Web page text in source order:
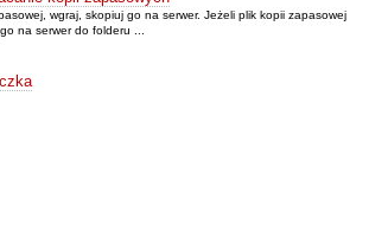
wgraj, skopiuj go na serwer. Jeżeli plik kopii zapasowej
na serwer do folderu ...